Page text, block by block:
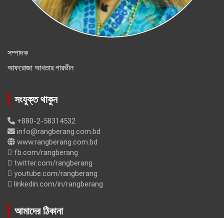
সম্পাদক
আফরোজা আখতার পারভীন
সংযুক্ত থাকুন
+880-2-58314532
info@rangberang.com.bd
www.rangberang.com.bd
fb.com/rangberang
twitter.com/rangberang
youtube.com/rangberang
linkedin.com/in/rangberang
আমাদের ঠিকানা